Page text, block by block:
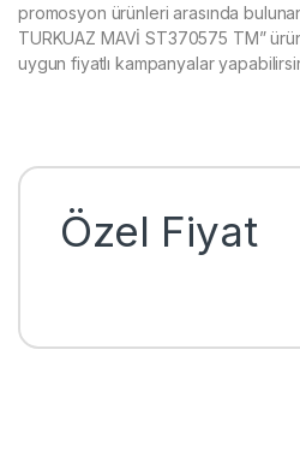
promosyon ürünleri arasında
TURKUAZ MAVİ ST370575 TM”
uygun fiyatlı kampanyalar
Özel Fiyat